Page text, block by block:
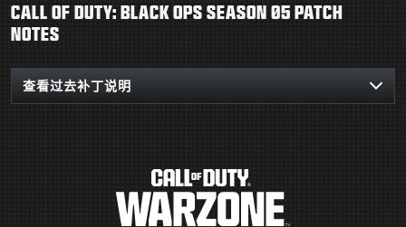
CALL OF DUTY: BLACK OPS SEASON 05 PATCH
NOTES
查看过去补丁说明